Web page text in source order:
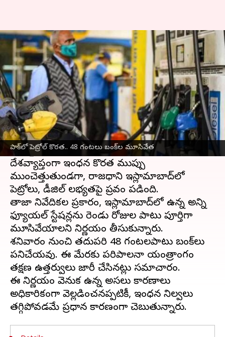
పాక్‌లో పెట్రోల్‌ కొరత.. 48 గంటలు బంక్‌ల మూసివేత
Pakistan: పాక్‌లో పెట్రోల్‌ కొరత.. 48
గంటలు బంక్‌ల మూసివేత
వ్రాసిన వారు Jayachandra Akuri May 10, 2025 09:39 am
ఈ వార్తాకథనం ఏంటి
భారత్‌తో పెరిగిన ఉద్రిక్తతలతోపాటు ఆర్థిక సంక్షోభంతో
ఇప్పటికే కుదేలైనపాకిస్థాన్‌కు ఇప్పుడు మరో ముప్పు
ఎదురైంది.
దేశవ్యాప్తంగా ఇంధన కొరత ముప్పు
ముంచెత్తుతుండగా, రాజధాని ఇస్లామాబాద్‌లో
పెట్రోలు, డీజిల్‌ లభ్యతపై ప్రభావం పడింది.
తాజా నివేదికల ప్రకారం, ఇస్లామాబాద్‌లో ఉన్న అన్ని
ఫ్యూయల్‌ స్టేషన్లను రెండు రోజుల పాటు పూర్తిగా
మూసివేయాలని నిర్ణయం తీసుకున్నారు.
శనివారం నుంచి తదుపరి 48 గంటలపాటు బంక్‌లు
పనిచేయవు. ఈ మేరకు పరిపాలనా యంత్రాంగం
తక్షణ ఉత్తర్వులు జారీ చేసినట్లు సమాచారం.
ఈ నిర్ణయం వెనుక ఉన్న అసలు కారణాలు
అధికారికంగా వెల్లడించనప్పటికీ, ఇంధన నిల్వలు